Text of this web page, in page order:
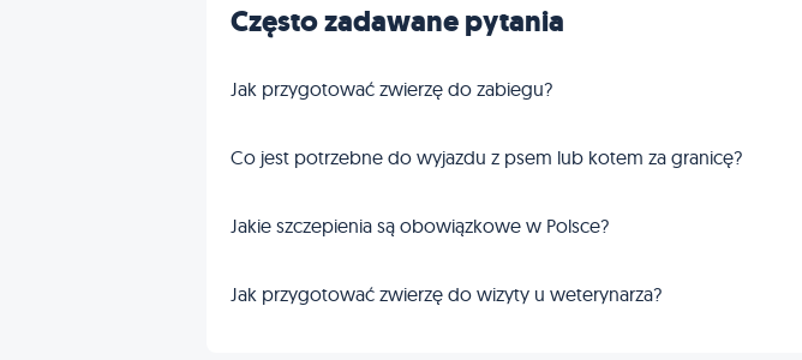
Często zadawane pytania
Jak przygotować zwierzę do zabiegu?
Co jest potrzebne do wyjazdu z psem lub kotem za granicę?
Jakie szczepienia są obowiązkowe w Polsce?
Jak przygotować zwierzę do wizyty u weterynarza?